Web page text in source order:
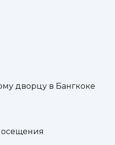
дворцу в Бангкоке